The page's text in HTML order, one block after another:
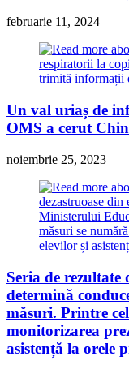
februarie 11, 2024
Un val uriaș de
OMS a cerut
noiembrie 25, 2023
Seria de rezultate
determină
măsuri. Printre
monitorizarea
asistență la orele